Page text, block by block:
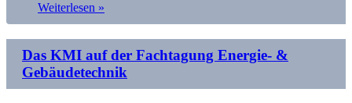
Weiterlesen »
Das KMI auf der Fachtagung Energie- &
Gebäudetechnik